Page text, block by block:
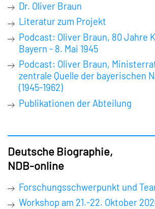
Dr. Oliver Braun
Literatur zum Projekt
Podcast: Oliver Braun, 80 Jahre
Bayern - 8. Mai 1945
Podcast: Oliver Braun,
zentrale Quelle der bayerischen
(1945-1962)
Publikationen der Abteilung
Deutsche Biographie,
NDB-online
Forschungsschwerpunkt und
Workshop am 21.-22. Oktober